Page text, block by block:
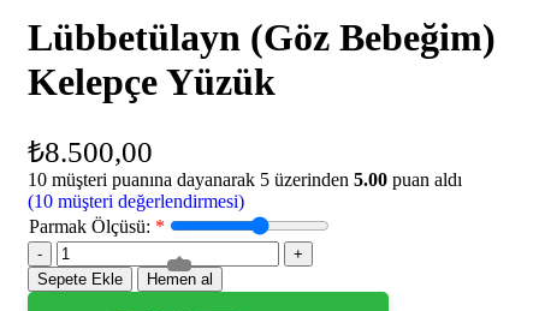
Lübbetülayn (Göz Bebeğim)
Kelepçe Yüzük
₺8.500,00
10 müşteri puanına dayanarak 5 üzerinden 5.00 puan aldı
(10 müşteri değerlendirmesi)
Parmak Ölçüsü: *
Sepete Ekle Hemen al